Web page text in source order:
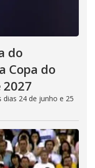
do
Copa do
24 de junho e 25